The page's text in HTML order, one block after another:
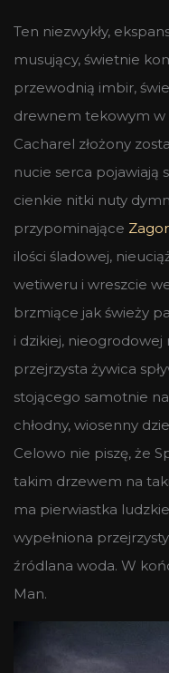
Ten niezwykły,
musujący, świetnie
przewodnią imbir,
drewnem tekowym
Cacharel złożony
nucie serca pojawiają
cienkie nitki nuty
przypominające
ilości śladowej,
wetiweru i wreszcie
brzmiące jak świeży
i dzikiej, nieogrodowej
przejrzysta żywica
stojącego samotnie
chłodny, wiosenny
Celowo nie piszę, że
takim drzewem na
ma pierwiastka
wypełniona
źródlana woda. W
Man.